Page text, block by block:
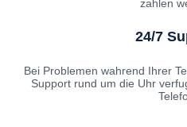
zahlen
24/7
Bei Problemen wahrend Ihrer
Support rund um die Uhr